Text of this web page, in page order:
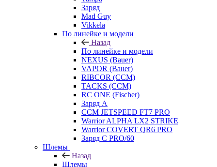
Заряд
Mad Guy
Vikkela
По линейке и модели
Назад
По линейке и модели
NEXUS (Bauer)
VAPOR (Bauer)
RIBCOR (CCM)
TACKS (CCM)
RC ONE (Fischer)
Заряд А
CCM JETSPEED FT7 PRO
Warrior ALPHA LX2 STRIKE
Warrior COVERT QR6 PRO
Заряд С PRO/60
Шлемы
Назад
Шлемы